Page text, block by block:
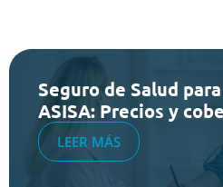
Seguro de Salud
ASISA: Precios y
LEER MÁS